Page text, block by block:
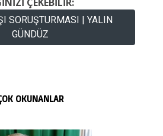
SORUŞTURMASI | YALIN
GÜNDÜZ
OKUNANLAR